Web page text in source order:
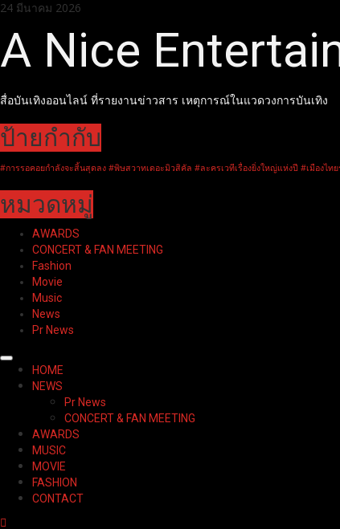
Skip
content
24 มีนาคม 2026
A Nice
สื่อบันเทิงออนไลน์ ที่รายงานข่าวสาร เหตุการณ์ในแวดวงการบันเทิง
ป้ายกำกับ
#การรอคอยกำลังจะสิ้นสุดลง #พิษสวาทเดอะมิวสิคัล #ละครเวทีเรื่องยิ่งใหญ่แห่งปี #เมืองไท
หมวดหมู่
AWARDS
CONCERT & FAN MEETING
Fashion
Movie
Music
News
Pr News
Primary
Menu
HOME
NEWS
Pr News
CONCERT & FAN MEETING
AWARDS
MUSIC
MOVIE
FASHION
CONTACT